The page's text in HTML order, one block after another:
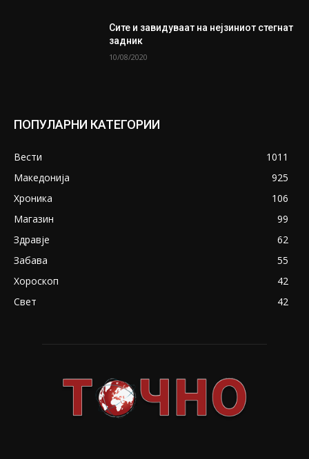
Сите и завидуваат на нејзиниот стегнат
задник
10/08/2020
ПОПУЛАРНИ КАТЕГОРИИ
Вести
1011
Македонија
925
Хроника
106
Магазин
99
Здравје
62
Забава
55
Хороскоп
42
Свет
42